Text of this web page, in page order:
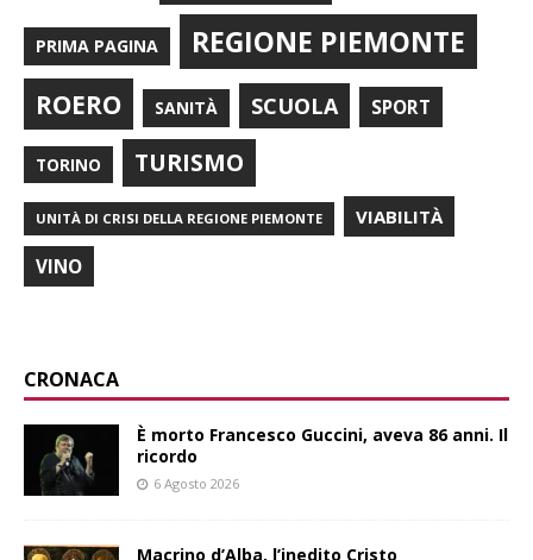
PRIMA PAGINA REGIONE PIEMONTE
ROERO SANITÀ SCUOLA SPORT
TORINO TURISMO
UNITÀ DI CRISI DELLA REGIONE PIEMONTE VIABILITÀ
VINO
CRONACA
È morto Francesco Guccini, aveva 86 anni. Il
ricordo
6 Agosto 2026
Macrino d’Alba, l’inedito Cristo